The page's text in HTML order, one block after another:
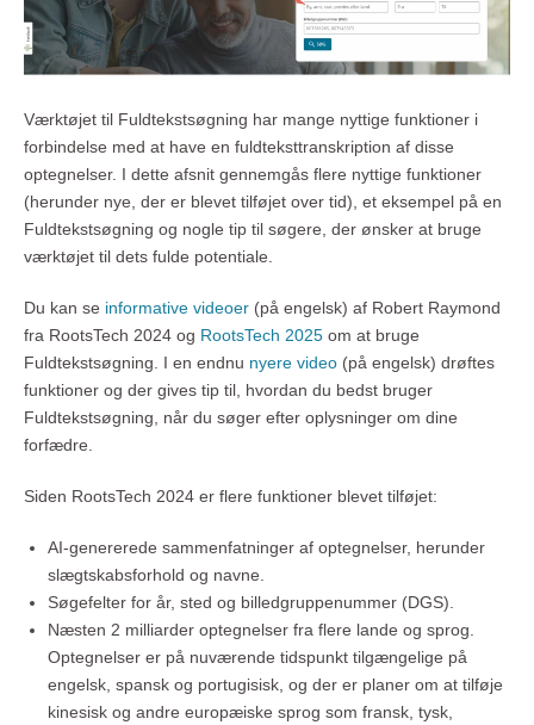
Værktøjet til Fuldtekstsøgning har mange nyttige funktioner i
forbindelse med at have en fuldteksttranskription af disse
optegnelser. I dette afsnit gennemgås flere nyttige funktioner
(herunder nye, der er blevet tilføjet over tid), et eksempel på en
Fuldtekstsøgning og nogle tip til søgere, der ønsker at bruge
værktøjet til dets fulde potentiale.
Du kan se informative videoer (på engelsk) af Robert Raymond
fra RootsTech 2024 og RootsTech 2025 om at bruge
Fuldtekstsøgning. I en endnu nyere video (på engelsk) drøftes
funktioner og der gives tip til, hvordan du bedst bruger
Fuldtekstsøgning, når du søger efter oplysninger om dine
forfædre.
Siden RootsTech 2024 er flere funktioner blevet tilføjet:
AI-genererede sammenfatninger af optegnelser, herunder
slægtskabsforhold og navne.
Søgefelter for år, sted og billedgruppenummer (DGS).
Næsten 2 milliarder optegnelser fra flere lande og sprog.
Optegnelser er på nuværende tidspunkt tilgængelige på
engelsk, spansk og portugisisk, og der er planer om at tilføje
kinesisk og andre europæiske sprog som fransk, tysk,